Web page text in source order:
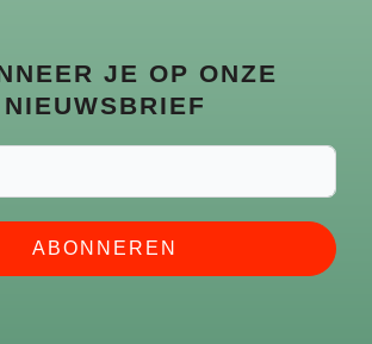
JE OP ONZE
NIEUWSBRIEF
ABONNEREN